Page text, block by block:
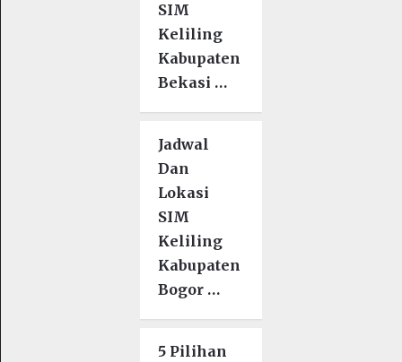
SIM
Keliling
Kabupaten
Bekasi …
Jadwal
Dan
Lokasi
SIM
Keliling
Kabupaten
Bogor …
5 Pilihan